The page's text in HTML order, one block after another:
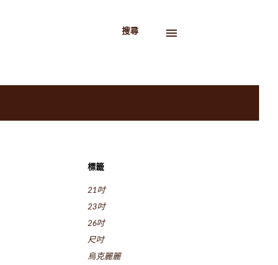
搜尋
標籤
21吋
23吋
26吋
尺吋
烏克麗麗